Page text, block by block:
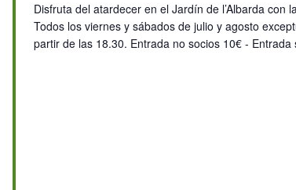
Disfruta del atardecer en el Jardín de l’Albarda con
Todos los viernes y sábados de julio y agosto
partir de las 18.30. Entrada no socios 10€ - Entrada